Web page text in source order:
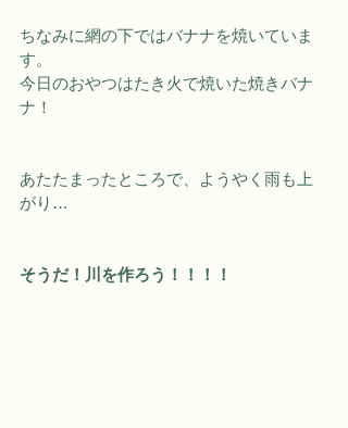
ちなみに網の下ではバナナを焼いていま
す。
今日のおやつはたき火で焼いた焼きバナ
ナ！
あたたまったところで、ようやく雨も上
がり…
そうだ！川を作ろう！！！！